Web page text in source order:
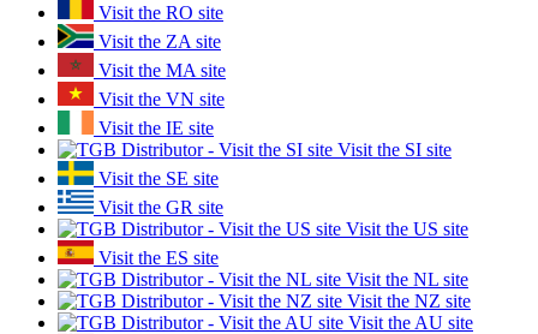
Visit the RO site
Visit the ZA site
Visit the MA site
Visit the VN site
Visit the IE site
Visit the SI site
Visit the SE site
Visit the GR site
Visit the US site
Visit the ES site
Visit the NL site
Visit the NZ site
Visit the AU site